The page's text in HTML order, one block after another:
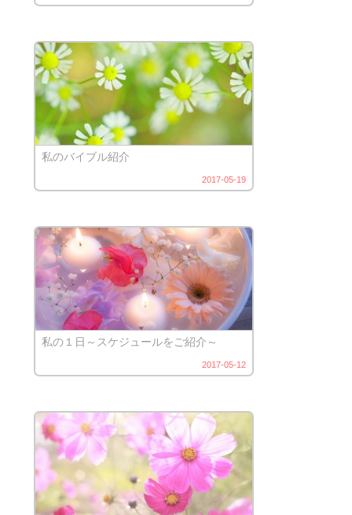
私のバイブル紹介
2017-05-19
私の１日～スケジュールをご紹介～
2017-05-12